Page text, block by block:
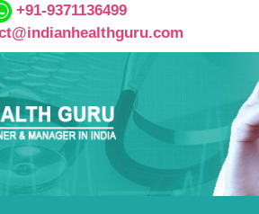
+91-9371136499